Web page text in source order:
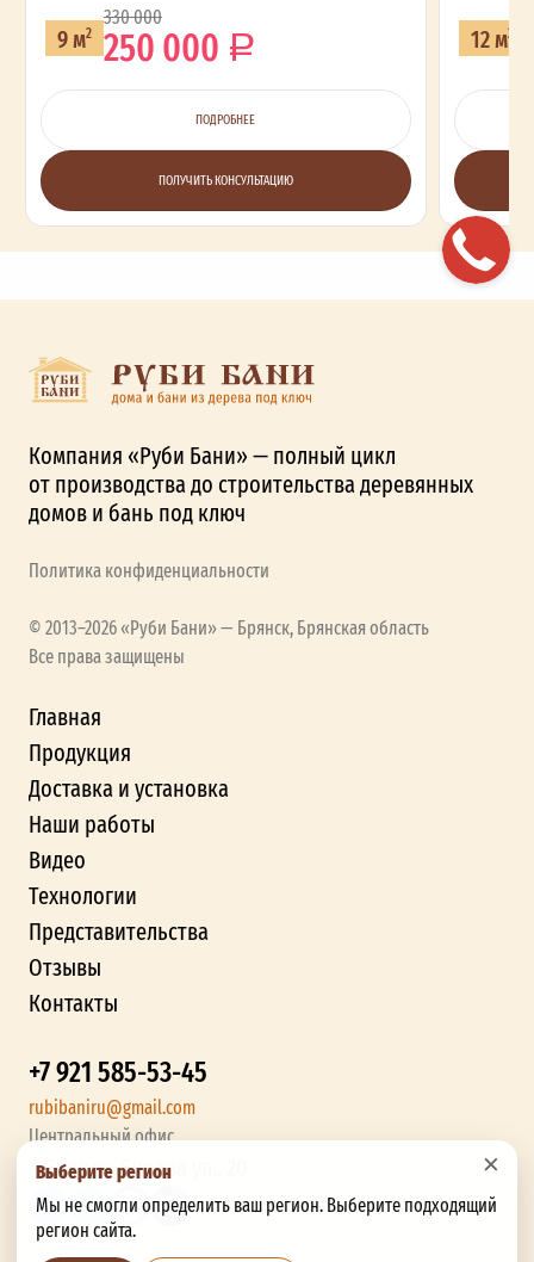
×
Выберите регион
Мы не смогли определить ваш регион. Выберите подходящий
регион сайта.
9 м2
330 000
250 000
ПОДРОБНЕЕ
ПОЛУЧИТЬ КОНСУЛЬТАЦИЮ
12 м2
Компания «Руби Бани» — полный цикл
от производства до строительства деревянных
домов и бань под ключ
Политика конфиденциальности
© 2013–2026 «Руби Бани» — Брянск, Брянская область
Все права защищены
Главная
Продукция
Доставка и установка
Наши работы
Видео
Технологии
Представительства
Отзывы
Контакты
+7 921 585-53-45
rubibaniru@gmail.com
Центральный офис
г. Брянск, Бурова ул., 20